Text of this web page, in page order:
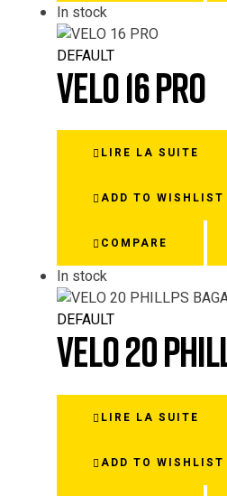
In stock
DEFAULT
VELO 16 PRO
LIRE LA SUITE
ADD TO WISHLIST
COMPARE
In stock
DEFAULT
VELO 20
LIRE LA SUITE
ADD TO WISHLIST